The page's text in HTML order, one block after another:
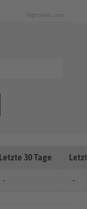
Highcharts.com
Letzte 30 Tage
- -